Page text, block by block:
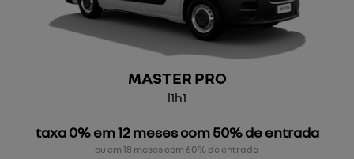
MASTER PRO
l1h1
taxa 0% em 12 meses com 50% de entrada
ou em 18 meses com 60% de entrada